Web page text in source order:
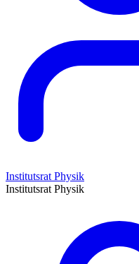
Institutsrat Physik
Institutsrat Physik